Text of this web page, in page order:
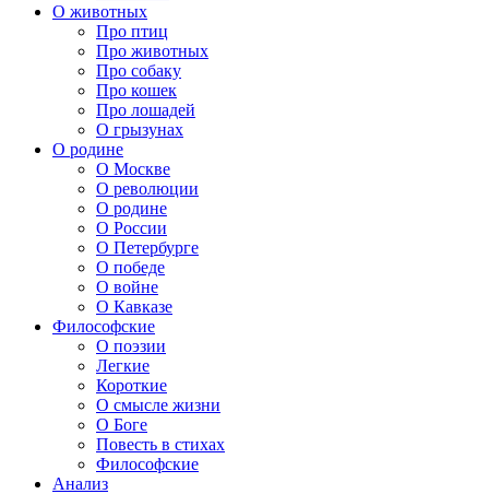
О животных
Про птиц
Про животных
Про собаку
Про кошек
Про лошадей
О грызунах
О родине
О Москве
О революции
О родине
О России
О Петербурге
О победе
О войне
О Кавказе
Философские
О поэзии
Легкие
Короткие
О смысле жизни
О Боге
Повесть в стихах
Философские
Анализ